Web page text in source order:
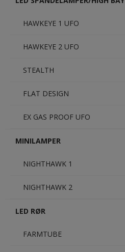
HAWKEYE 1 UFO
HAWKEYE 2 UFO
STEALTH
FLAT DESIGN
EX GAS PROOF UFO
MINILAMPER
NIGHTHAWK 1
NIGHTHAWK 2
LED RØR
FARMTUBE